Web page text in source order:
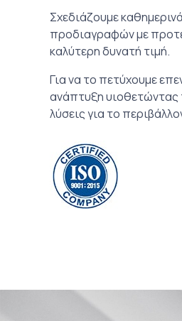
Σχεδιάζουμε
προδιαγραφών με
καλύτερη δυνατή τιμή.
Για να το πετύχουμε
ανάπτυξη υιοθετώντας
λύσεις για το